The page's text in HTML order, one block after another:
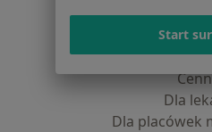
Blog dla
Dla
Dla
Dla placówek
Start